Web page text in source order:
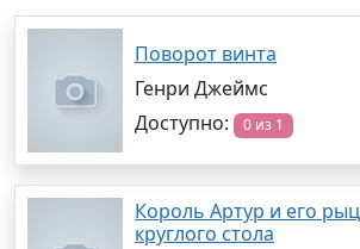
Поворот винта
Генри Джеймс
Доступно:
0 из 1
Король Артур и его
круглого стола